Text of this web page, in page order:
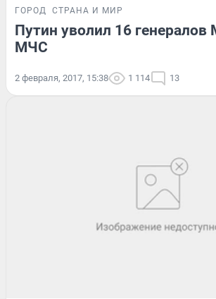
ГОРОД СТРАНА И МИР
Путин уволил 16
МЧС
2 февраля, 2017, 15:38 1 114 13